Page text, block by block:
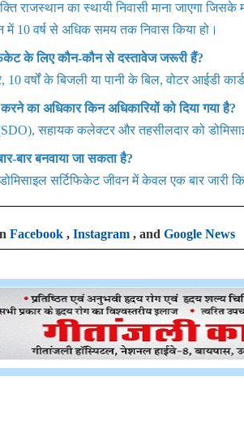
राजस्थान का स्थायी निवासी माना जाएगा जिसके
में 10 वर्ष से अधिक समय तक निवास किया हो।
के लिए कौन-कौन से दस्तावेज जरूरी हैं?
वर्षों के बिजली या पानी के बिल, वोटर आईडी
का अधिकार किन अधिकारियों को दिया गया है?
सहायक कलेक्टर और तहसीलदार को
बार बनवाया जा सकता है?
सर्टिफिकेट जीवन में केवल एक बार जारी
Facebook , Instagram , and Google News